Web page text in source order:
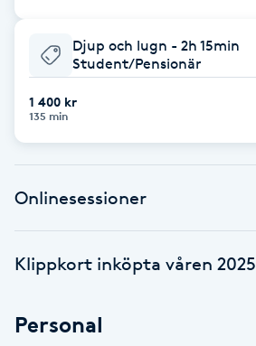
Extensions
Extensions borttagning
Eyeliner-tatuering
F
Faceliftmassage
Fettreducering
Djup och lugn - 2h 15min
Student/Pensionär
1 400 kr
135 min
Onlinesessioner
Klippkort inköpta våren 2025
Personal